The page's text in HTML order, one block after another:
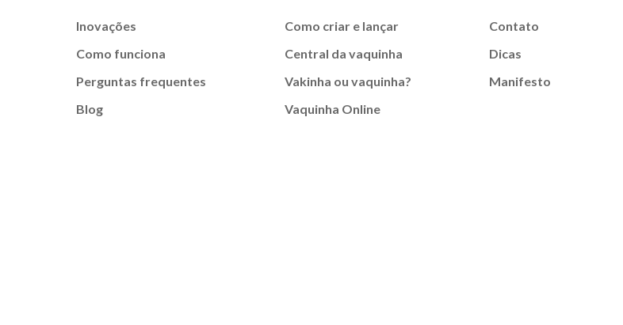
Inovações
Como funciona
Perguntas frequentes
Blog
Como criar e lançar
Central da vaquinha
Vakinha ou vaquinha?
Vaquinha Online
Contato
Dicas
Manifesto